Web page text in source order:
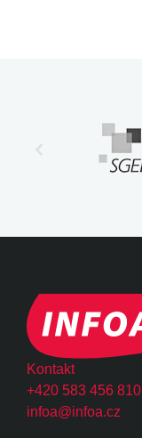
Kontakt
+420 583 456 810
infoa@infoa.cz